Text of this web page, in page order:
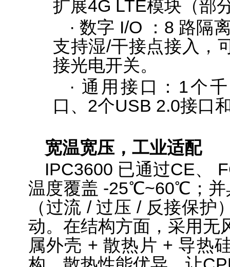
扩展4G LTE模块（部
· 数字 I/O
：8 路隔
支持湿/干接点接入，
接光电开关。
· 通用接口：1个
口、2个USB 2.0接口
宽温宽压，工业适配
IPC3600 已通过CE、
温度覆盖 -25℃~60℃；并
（过流 / 过压 / 反接保护
动。在结构方面，采用无
属外壳 + 散热片 + 导热